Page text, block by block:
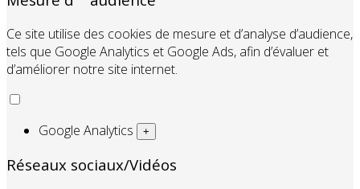
Ce site utilise des cookies de mesure et d’analyse d’audience,
tels que Google Analytics et Google Ads, afin d’évaluer et
d’améliorer notre site internet.
Google Analytics +
Réseaux sociaux/Vidéos